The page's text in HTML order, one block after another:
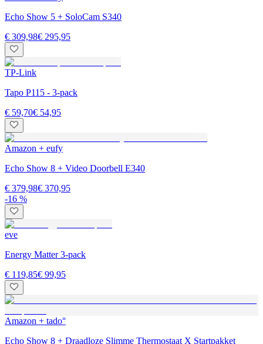
Echo Show 5 + SoloCam S340
€ 309,98€ 295,95
TP-Link
Tapo P115 - 3-pack
€ 59,70€ 54,95
Amazon + eufy
Echo Show 8 + Video Doorbell E340
€ 379,98€ 370,95
-16 %
eve
Energy Matter 3-pack
€ 119,85€ 99,95
Amazon + tado°
Echo Show 8 + Draadloze Slimme Thermostaat X Startpakket